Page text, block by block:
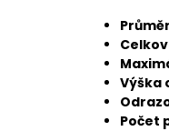
Výška
Počet